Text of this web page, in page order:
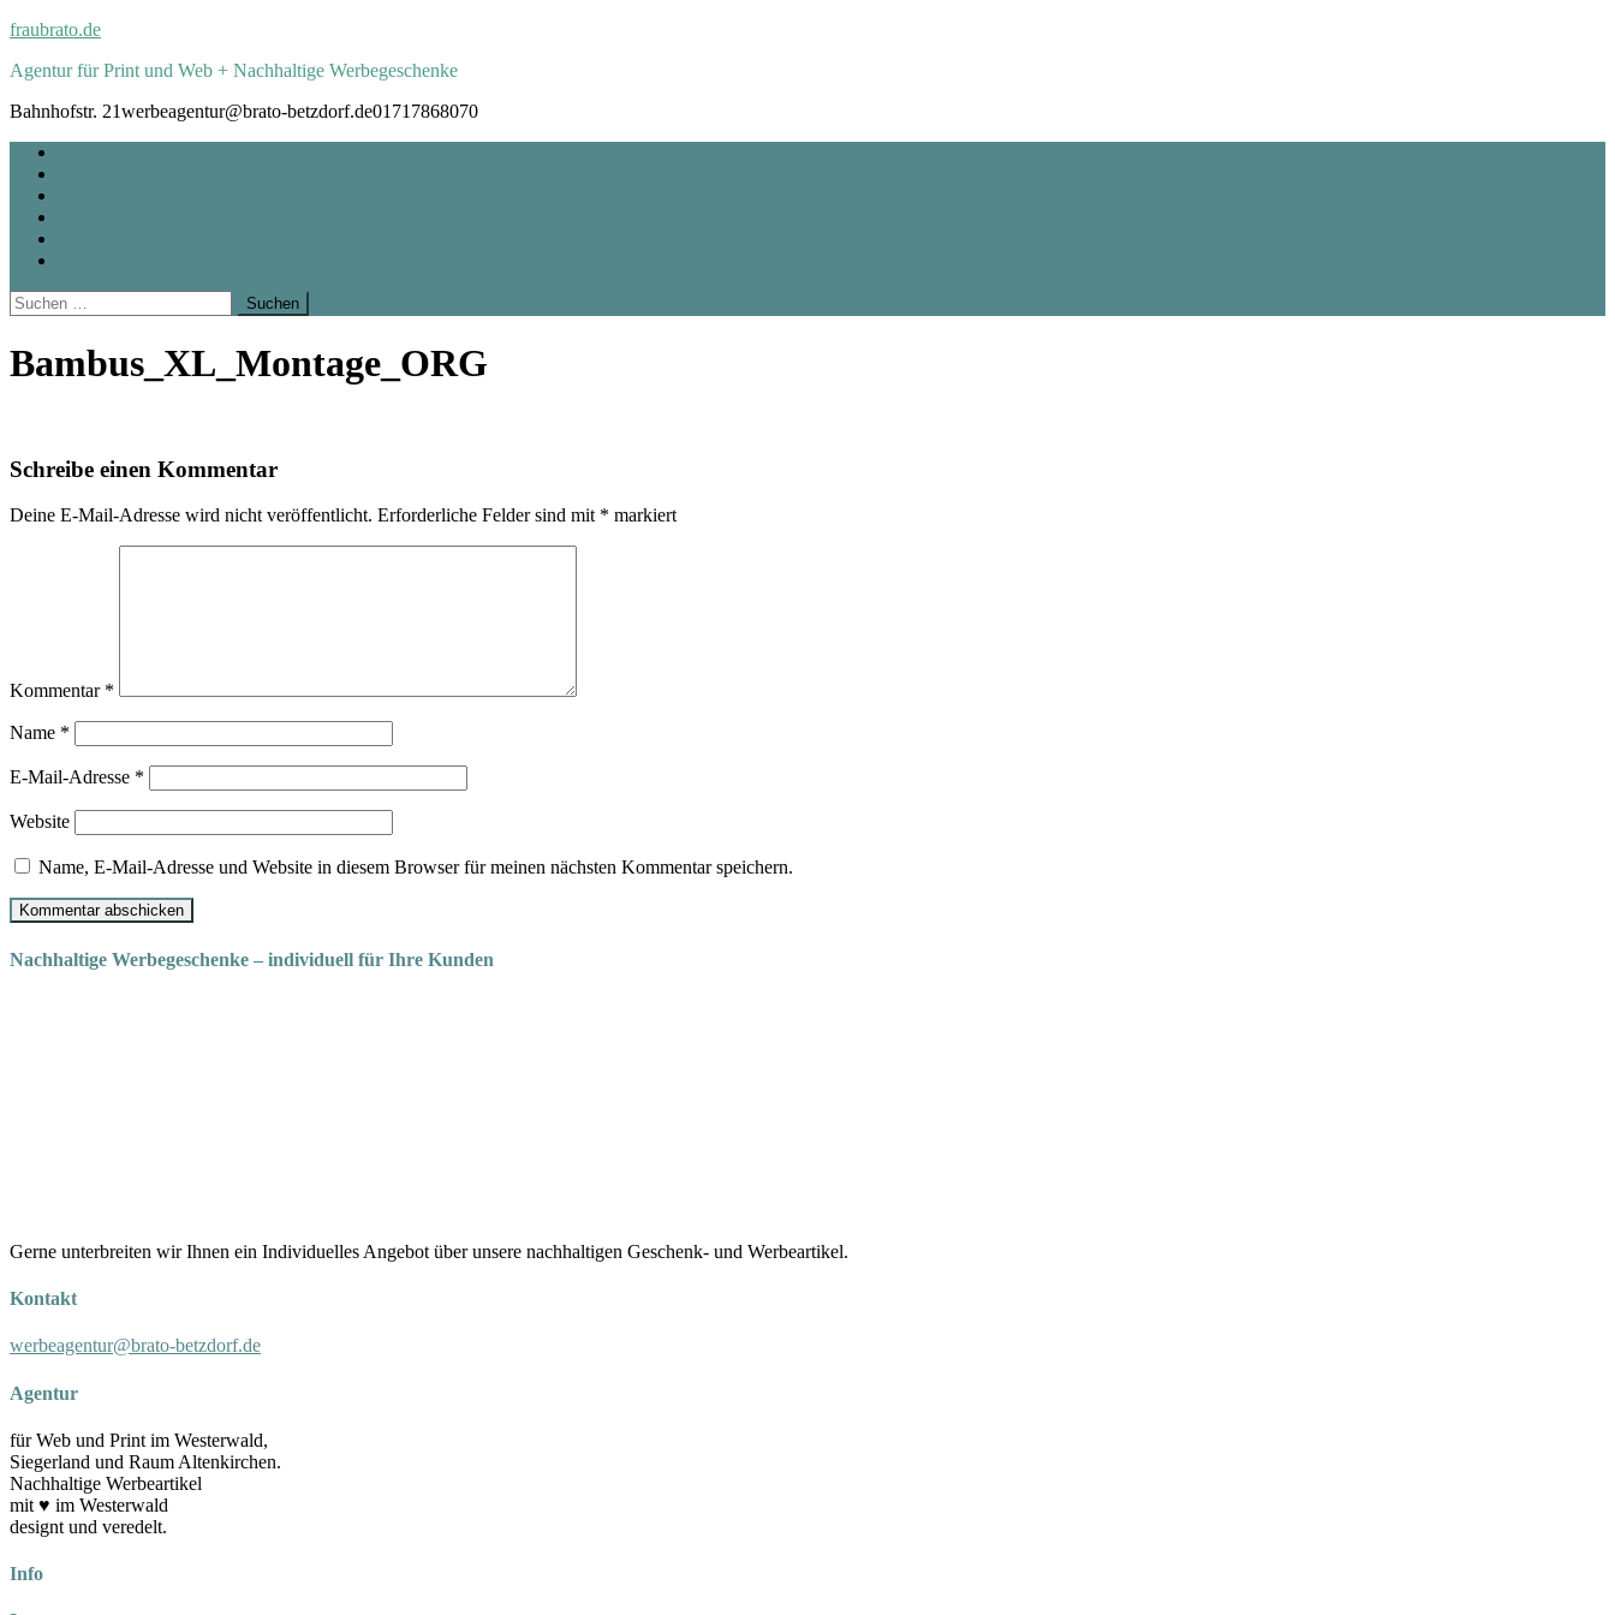
Skip
content
fraubrato.de
Agentur für Print und Web + Nachhaltige Werbegeschenke
Bahnhofstr. 21werbeagentur@brato-betzdorf.de01717868070
Suchen
nach:
Bambus_XL_Montage_ORG
Schreibe einen Kommentar
Deine E-Mail-Adresse wird nicht veröffentlicht. Erforderliche Felder sind mit * markiert
Kommentar *
Name *
E-Mail-Adresse *
Website
Name, E-Mail-Adresse und Website in diesem Browser für meinen nächsten Kommentar speichern.
Nachhaltige Werbegeschenke – individuell für Ihre Kunden
Gerne unterbreiten wir Ihnen ein Individuelles Angebot über unsere nachhaltigen Geschenk- und Werbeartikel.
Kontakt
werbeagentur@brato-betzdorf.de
Agentur
für Web und Print im Westerwald,
Siegerland und Raum Altenkirchen.
Nachhaltige Werbeartikel
mit ♥ im Westerwald
designt und veredelt.
Info